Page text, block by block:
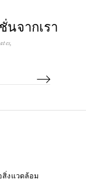
นจากเรา
งแวดล้อม